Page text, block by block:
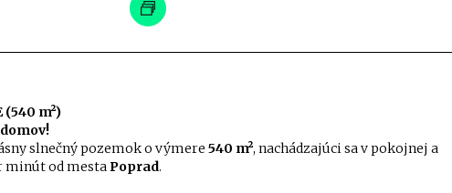
(540 m²)
slnečný pozemok o výmere540 m², nachádzajúci sa v pokojnej a
minút od mestaPoprad.